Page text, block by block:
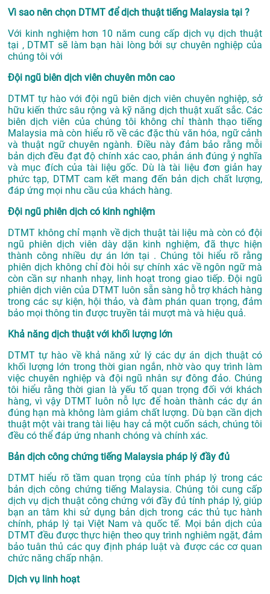
Vì sao nên chọn DTMT để dịch thuật tiếng Malaysia tại ?
Với kinh nghiệm hơn 10 năm cung cấp dịch vụdịch thuật
tại , DTMT sẽ làm bạn hài lòng bởi sự chuyên nghiệp của
chúng tôi với
Đội ngũ biên dịch viên chuyên môn cao
DTMT tự hào với đội ngũ biên dịch viên chuyên nghiệp, sở
hữu kiến thức sâu rộng và kỹ năng dịch thuật xuất sắc. Các
biên dịch viên của chúng tôi không chỉ thành thạo tiếng
Malaysia mà còn hiểu rõ về các đặc thù văn hóa, ngữ cảnh
và thuật ngữ chuyên ngành. Điều này đảm bảo rằng mỗi
bản dịch đều đạt độ chính xác cao, phản ánh đúng ý nghĩa
và mục đích của tài liệu gốc. Dù là tài liệu đơn giản hay
phức tạp, DTMT cam kết mang đến bản dịch chất lượng,
đáp ứng mọi nhu cầu của khách hàng.
Đội ngũ phiên dịch có kinh nghiệm
DTMT không chỉ mạnh về dịch thuật tài liệu mà còn có đội
ngũ phiên dịch viên dày dặn kinh nghiệm, đã thực hiện
thành công nhiều dự án lớn tại . Chúng tôi hiểu rõ rằng
phiên dịch không chỉ đòi hỏi sự chính xác về ngôn ngữ mà
còn cần sự nhanh nhạy, linh hoạt trong giao tiếp. Đội ngũ
phiên dịch viên của DTMT luôn sẵn sàng hỗ trợ khách hàng
trong các sự kiện, hội thảo, và đàm phán quan trọng, đảm
bảo mọi thông tin được truyền tải mượt mà và hiệu quả.
Khả năng dịch thuật với khối lượng lớn
DTMT tự hào về khả năng xử lý các dự án dịch thuật có
khối lượng lớn trong thời gian ngắn, nhờ vào quy trình làm
việc chuyên nghiệp và đội ngũ nhân sự đông đảo. Chúng
tôi hiểu rằng thời gian là yếu tố quan trọng đối với khách
hàng, vì vậy DTMT luôn nỗ lực để hoàn thành các dự án
đúng hạn mà không làm giảm chất lượng. Dù bạn cần dịch
thuật một vài trang tài liệu hay cả một cuốn sách, chúng tôi
đều có thể đáp ứng nhanh chóng và chính xác.
Bản dịch công chứng tiếng Malaysia pháp lý đầy đủ
DTMT hiểu rõ tầm quan trọng của tính pháp lý trong các
bản dịch công chứng tiếng Malaysia. Chúng tôi cung cấp
dịch vụ dịch thuật công chứng với đầy đủ tính pháp lý, giúp
bạn an tâm khi sử dụng bản dịch trong các thủ tục hành
chính, pháp lý tại Việt Nam và quốc tế. Mọi bản dịch của
DTMT đều được thực hiện theo quy trình nghiêm ngặt, đảm
bảo tuân thủ các quy định pháp luật và được các cơ quan
chức năng chấp nhận.
Dịch vụ linh hoạt